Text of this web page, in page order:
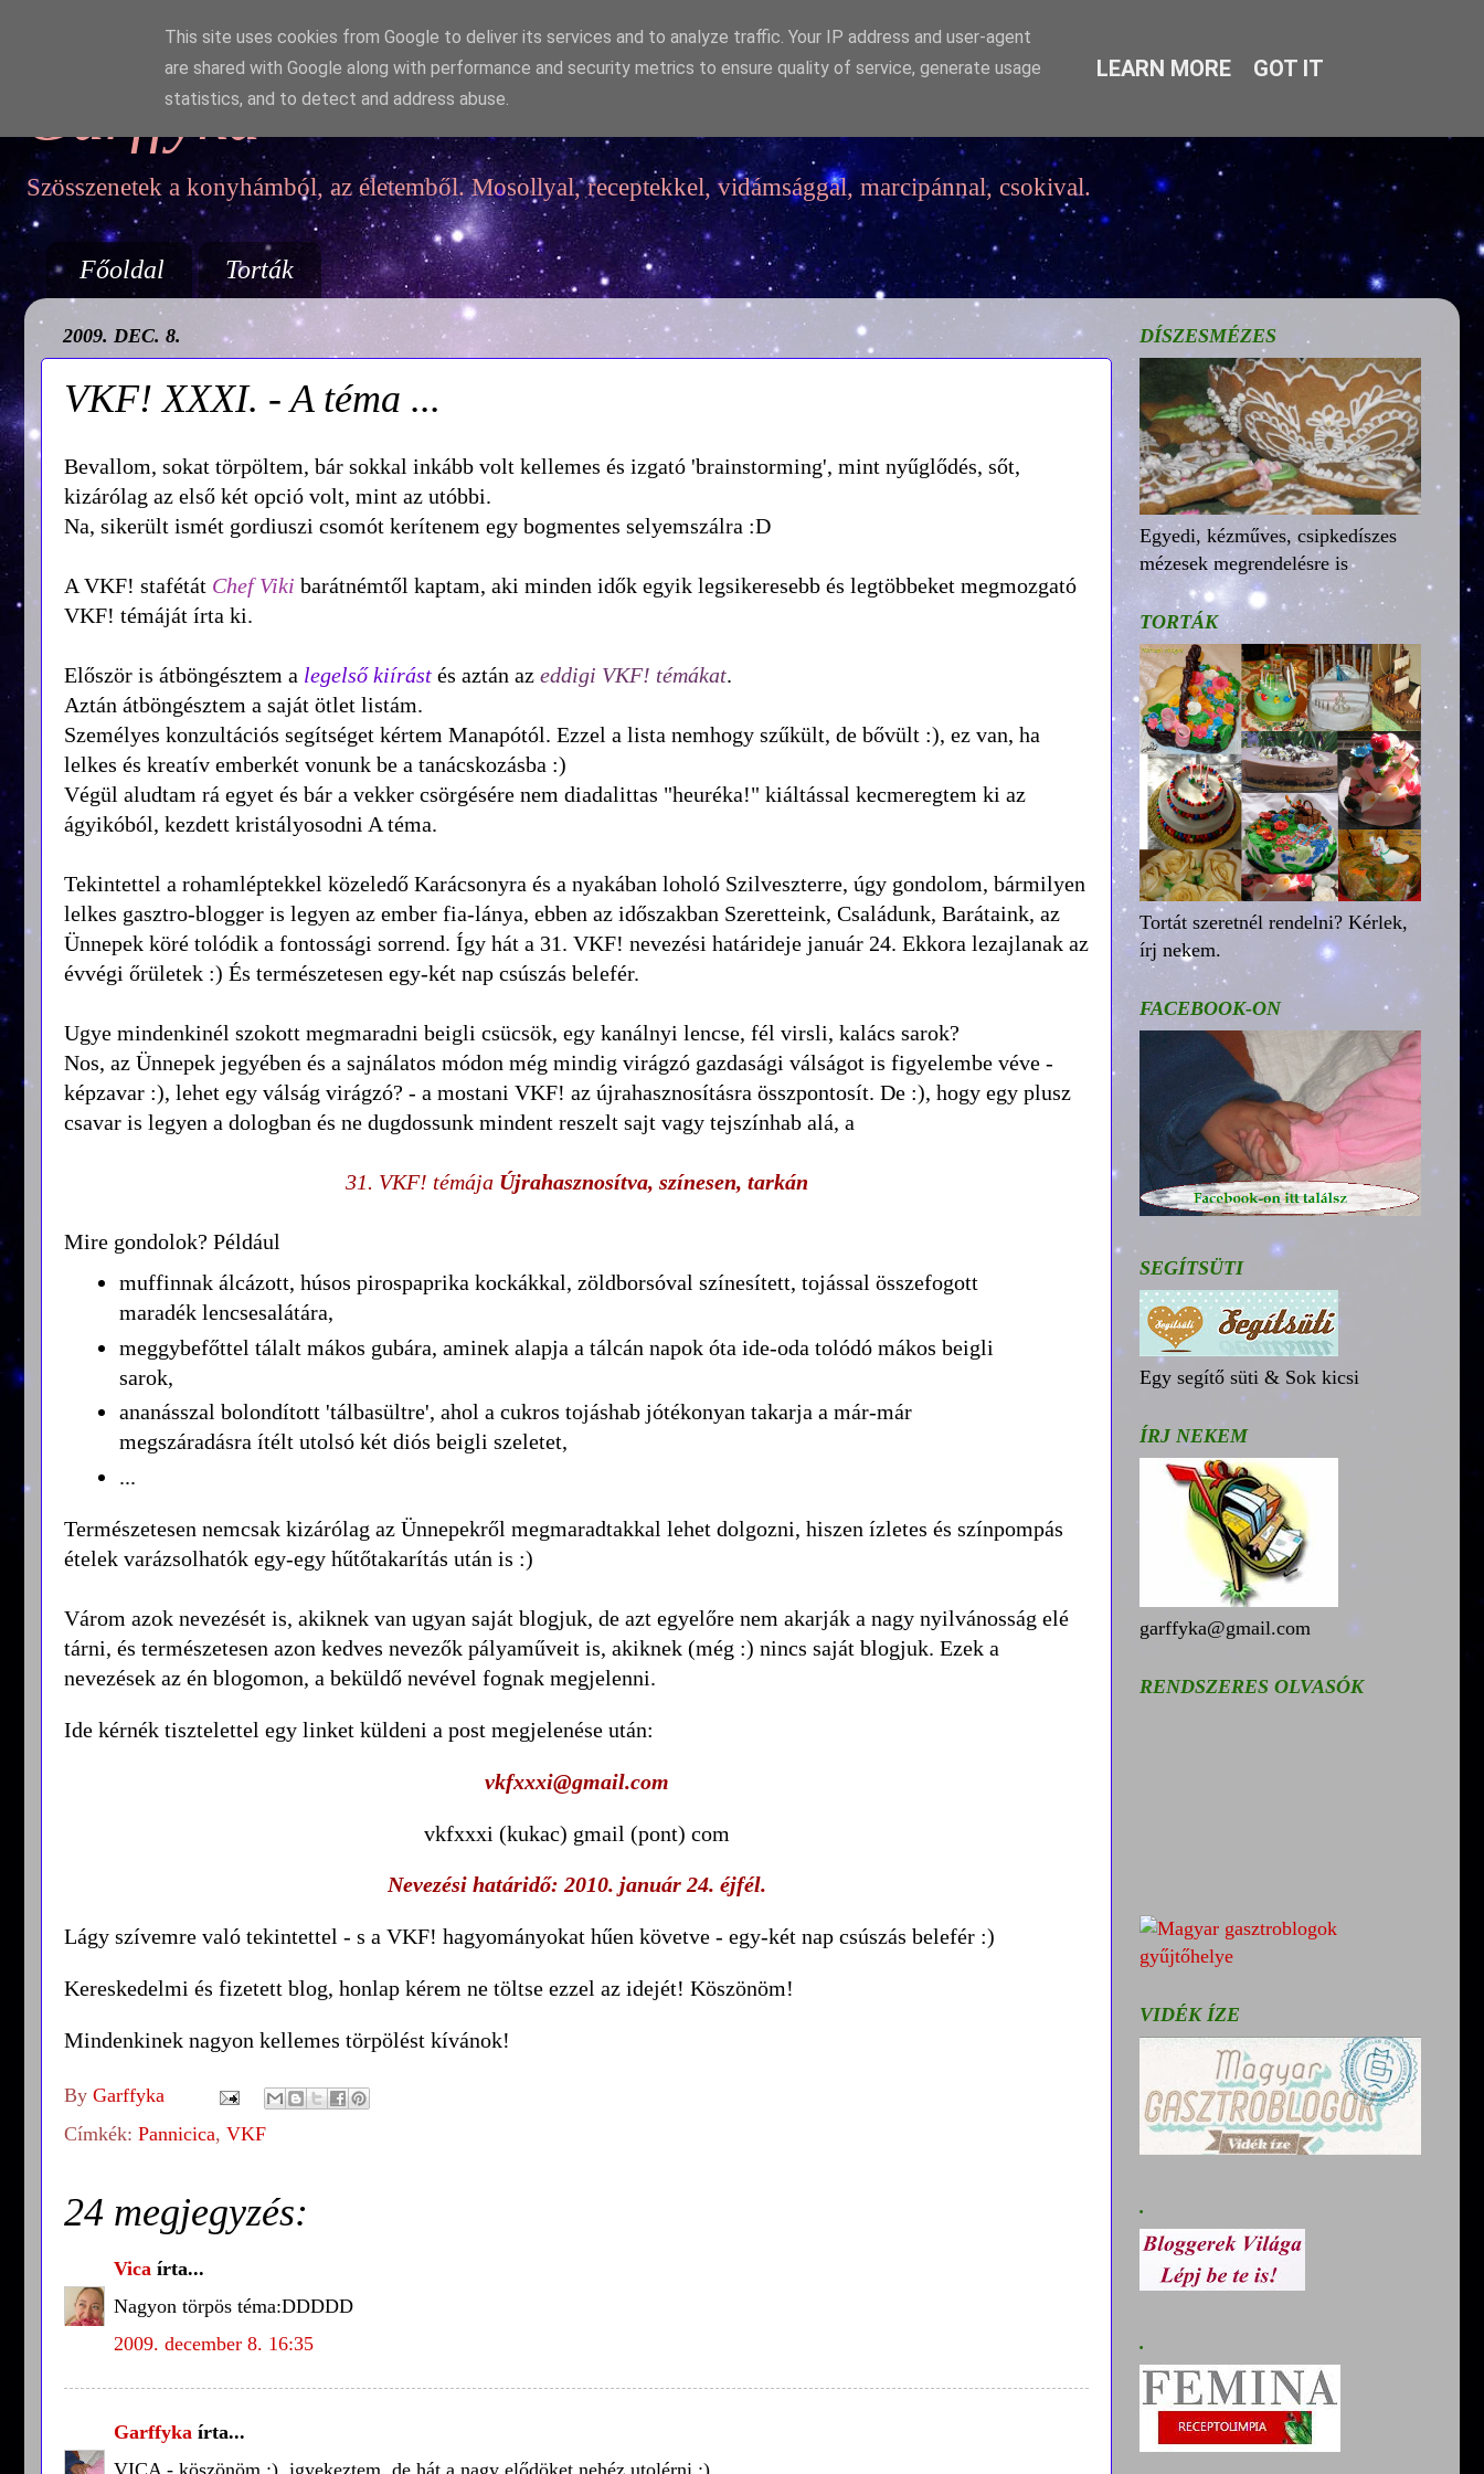
Garffyka
Szösszenetek a konyhámból, az életemből. Mosollyal, receptekkel, vidámsággal, marcipánnal, csokival.
Főoldal Torták
2009. DEC. 8.
VKF! XXXI. - A téma ...
Bevallom, sokat törpöltem, bár sokkal inkább volt kellemes és izgató 'brainstorming', mint nyűglődés, sőt,
kizárólag az első két opció volt, mint az utóbbi.
Na, sikerült ismét gordiuszi csomót kerítenem egy bogmentes selyemszálra :D
A VKF! stafétát Chef Viki barátnémtől kaptam, aki minden idők egyik legsikeresebb és legtöbbeket megmozgató
VKF! témáját írta ki.
Először is átböngésztem a legelső kiírást és aztán az eddigi VKF! témákat.
Aztán átböngésztem a saját ötlet listám.
Személyes konzultációs segítséget kértem Manapótól. Ezzel a lista nemhogy szűkült, de bővült :), ez van, ha
lelkes és kreatív emberkét vonunk be a tanácskozásba :)
Végül aludtam rá egyet és bár a vekker csörgésére nem diadalittas "heuréka!" kiáltással kecmeregtem ki az
ágyikóból, kezdett kristályosodni A téma.
Tekintettel a rohamléptekkel közeledő Karácsonyra és a nyakában loholó Szilveszterre, úgy gondolom, bármilyen
lelkes gasztro-blogger is legyen az ember fia-lánya, ebben az időszakban Szeretteink, Családunk, Barátaink, az
Ünnepek köré tolódik a fontossági sorrend. Így hát a 31. VKF! nevezési határideje január 24. Ekkora lezajlanak az
évvégi őrületek :) És természetesen egy-két nap csúszás belefér.
Ugye mindenkinél szokott megmaradni beigli csücsök, egy kanálnyi lencse, fél virsli, kalács sarok?
Nos, az Ünnepek jegyében és a sajnálatos módon még mindig virágzó gazdasági válságot is figyelembe véve -
képzavar :), lehet egy válság virágzó? - a mostani VKF! az újrahasznosításra összpontosít. De :), hogy egy plusz
csavar is legyen a dologban és ne dugdossunk mindent reszelt sajt vagy tejszínhab alá, a
31. VKF! témája Újrahasznosítva, színesen, tarkán
Mire gondolok? Például
muffinnak álcázott, húsos pirospaprika kockákkal, zöldborsóval színesített, tojással összefogott
maradék lencsesalátára,
meggybefőttel tálalt mákos gubára, aminek alapja a tálcán napok óta ide-oda tolódó mákos beigli
sarok,
ananásszal bolondított 'tálbasültre', ahol a cukros tojáshab jótékonyan takarja a már-már
megszáradásra ítélt utolsó két diós beigli szeletet,
...
Természetesen nemcsak kizárólag az Ünnepekről megmaradtakkal lehet dolgozni, hiszen ízletes és színpompás
ételek varázsolhatók egy-egy hűtőtakarítás után is :)
Várom azok nevezését is, akiknek van ugyan saját blogjuk, de azt egyelőre nem akarják a nagy nyilvánosság elé
tárni, és természetesen azon kedves nevezők pályaműveit is, akiknek (még :) nincs saját blogjuk. Ezek a
nevezések az én blogomon, a beküldő nevével fognak megjelenni.
Ide kérnék tisztelettel egy linket küldeni a post megjelenése után:
vkfxxxi@gmail.com
vkfxxxi (kukac) gmail (pont) com
Nevezési határidő: 2010. január 24. éjfél.
Lágy szívemre való tekintettel - s a VKF! hagyományokat hűen követve - egy-két nap csúszás belefér :)
Kereskedelmi és fizetett blog, honlap kérem ne töltse ezzel az idejét! Köszönöm!
Mindenkinek nagyon kellemes törpölést kívánok!
By Garffyka
Címkék: Pannicica, VKF
24 megjegyzés:
Vica írta...
Nagyon törpös téma:DDDDD
2009. december 8. 16:35
Garffyka írta...
VICA - köszönöm :), igyekeztem, de hát a nagy elődöket nehéz utolérni :)
DÍSZESMÉZES
Egyedi, kézműves, csipkedíszes
mézesek megrendelésre is
TORTÁK
Tortát szeretnél rendelni? Kérlek,
írj nekem.
FACEBOOK-ON
SEGÍTSÜTI
Egy segítő süti & Sok kicsi
ÍRJ NEKEM
garffyka@gmail.com
RENDSZERES OLVASÓK
VIDÉK ÍZE
.
.
This site uses cookies from Google to deliver its services and to analyze traffic. Your IP address and user-agent
are shared with Google along with performance and security metrics to ensure quality of service, generate usage
statistics, and to detect and address abuse.
LEARN MORE GOT IT